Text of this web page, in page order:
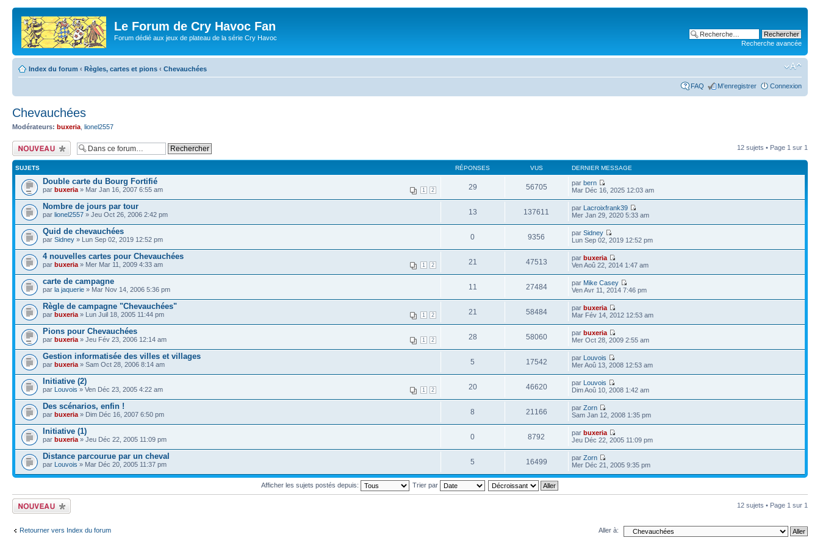
Le Forum de Cry Havoc Fan
Forum dédié aux jeux de plateau de la série Cry Havoc
Recherche avancée
Index du forum ‹ Règles, cartes et pions ‹ Chevauchées
FAQ M’enregistrer Connexion
Chevauchées
Modérateurs: buxeria lionel2557
Écrire un nouveau
sujet
12 sujets • Page 1 sur 1
SUJETS RÉPONSES VUS DERNIER MESSAGE
Double carte du Bourg Fortifié
1 2
par buxeria » Mar Jan 16, 2007 6:55 am 29 56705 parbern
Mar Déc 16, 2025 12:03 am
Nombre de jours par tour
par lionel2557 » Jeu Oct 26, 2006 2:42 pm 13 137611 par Lacroixfrank39
Mer Jan 29, 2020 5:33 am
Quid de chevauchées
par Sidney » Lun Sep 02, 2019 12:52 pm 0 9356 parSidney
Lun Sep 02, 2019 12:52 pm
4 nouvelles cartes pour Chevauchées
1 2
par buxeria » Mer Mar 11, 2009 4:33 am 21 47513 parbuxeria
Ven Aoû 22, 2014 1:47 am
carte de campagne
par la jaquerie » Mar Nov 14, 2006 5:36 pm 11 27484 par Mike Casey
Ven Avr 11, 2014 7:46 pm
Règle de campagne "Chevauchées"
1 2
par buxeria » Lun Juil 18, 2005 11:44 pm 21 58484 parbuxeria
Mar Fév 14, 2012 12:53 am
Pions pour Chevauchées
1 2
par buxeria » Jeu Fév 23, 2006 12:14 am 28 58060 parbuxeria
Mer Oct 28, 2009 2:55 am
Gestion informatisée des villes et villages
par buxeria » Sam Oct 28, 2006 8:14 am 5 17542 par Louvois
Mer Aoû 13, 2008 12:53 am
Initiative (2)
1 2
par Louvois » Ven Déc 23, 2005 4:22 am 20 46620 par Louvois
Dim Aoû 10, 2008 1:42 am
Des scénarios, enfin !
par buxeria » Dim Déc 16, 2007 6:50 pm 8 21166 parZorn
Sam Jan 12, 2008 1:35 pm
Initiative (1)
par buxeria » Jeu Déc 22, 2005 11:09 pm 0 8792 parbuxeria
Jeu Déc 22, 2005 11:09 pm
Distance parcourue par un cheval
par Louvois » Mar Déc 20, 2005 11:37 pm 5 16499 parZorn
Mer Déc 21, 2005 9:35 pm
Afficher les sujets postés depuis: Trier par
Écrire un nouveau
sujet
12 sujets • Page 1 sur 1
Retourner vers Index du forum Aller à: